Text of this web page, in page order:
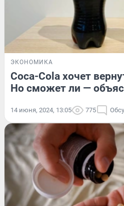
ЭКОНОМИКА
Coca-Cola хочет
Но сможет ли —
14 июня, 2024, 13:05 775